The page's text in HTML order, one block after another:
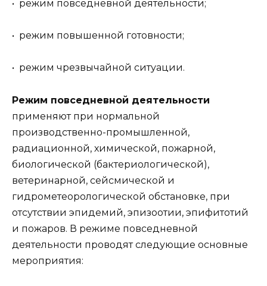
• режим повседневной деятельности;
• режим повышенной готовности;
• режим чрезвычайной ситуации.
Режим повседневной деятельности
применяют при нормальной
производственно-промышленной,
радиационной, химической, пожарной,
биологической (бактериологической),
ветеринарной, сейсмической и
гидрометеорологической обстановке, при
отсутствии эпидемий, эпизоотии, эпифитотий
и пожаров. В режиме повседневной
деятельности проводят следующие основные
мероприятия: